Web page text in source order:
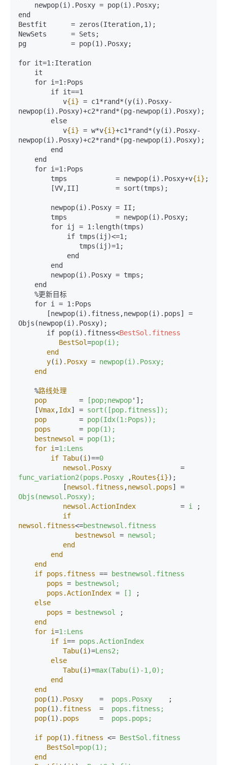
end
Bestfit      = zeros(Iteration,1);
NewSets      = Sets;
pg           = pop(1).Posxy;
for it=1:Iteration
           v
{i} = c1*rand*(y(i).Posxy-
newpop(i).Posxy)+c2*rand*(pg-newpop(i).Posxy);
           v
{i} = w*v{i}+c1*rand*(y(i).Posxy-
newpop(i).Posxy)+c2*rand*(pg-newpop(i).Posxy);
        tmps            = newpop(i).Posxy+v
{i} ;
Objs(newpop(i).Posxy);
       if pop(i).fitness
<BestSol.fitness
BestSol=pop(i);
end
y(i ) .Posxy = newpop(i).Posxy;
end
    %
路线处理
pop
        =
[pop;newpop'];
    [
Vmax,Idx] = sort([pop.fitness]);
pop
        =
pop(Idx(1:Pops));
pops
       =
pop(1);
bestnewsol
= pop(1);
for i=1:Lens
if Tabu(i )==0
newsol.Posxy
func_variation2(pops.Posxy ,Routes{i});
           [
newsol.fitness ,newsol.pops
Objs(newsol.Posxy);
newsol.ActionIndex
           =
i
;
if
newsol.fitness<=bestnewsol.fitness
bestnewsol
= newsol;
end
end
end
if pops.fitness ==
bestnewsol.fitness
pops =
bestnewsol;
pops.ActionIndex = []
;
else
pops = bestnewsol
;
end
for i=1:Lens
if i== pops.ActionIndex
Tabu(i )=Lens2;
else
Tabu(i )=max(Tabu(i)-1,0);
end
end
pop(1 ) .Posxy
    =
pops.Posxy
    ;
pop(1 ) .fitness
  =
pops.fitness;
pop(1 ) .pops
     =
pops.pops;
if pop(1 ) .fitness <= BestSol.fitness
BestSol=pop(1);
end